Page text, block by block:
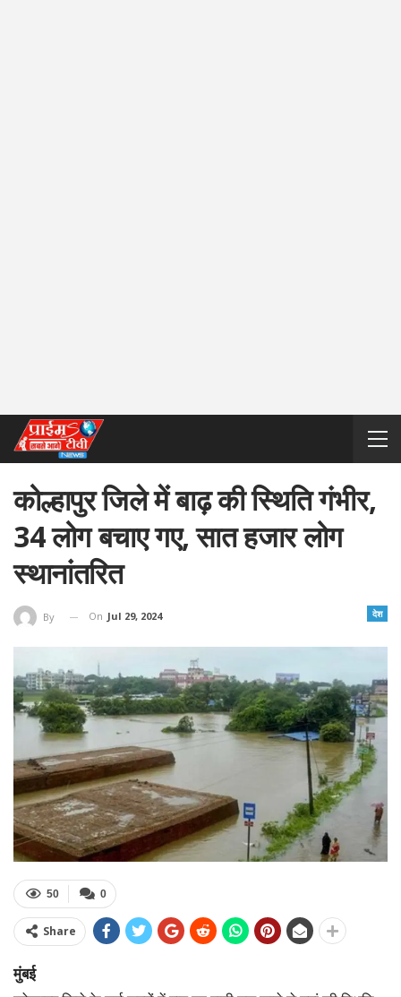
कोल्हापुर जिले में बाढ़ की स्थिति गंभीर,
34 लोग बचाए गए, सात हजार लोग
स्थानांतरित
देश
By On Jul 29, 2024
0
50
Share
मुंबई